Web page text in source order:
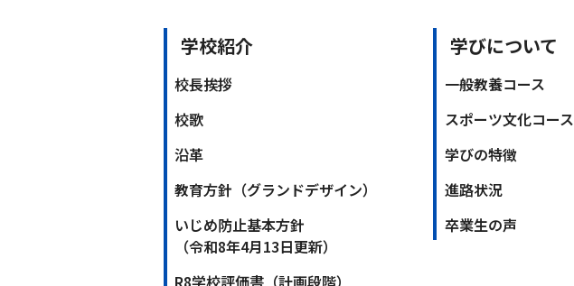
学校紹介
校長挨拶
校歌
沿革
教育方針（グランドデザイン）
いじめ防止基本方針
（令和8年4月13日更新）
学びについて
一般教養コース
スポーツ文化コース
学びの特徴
進路状況
卒業生の声